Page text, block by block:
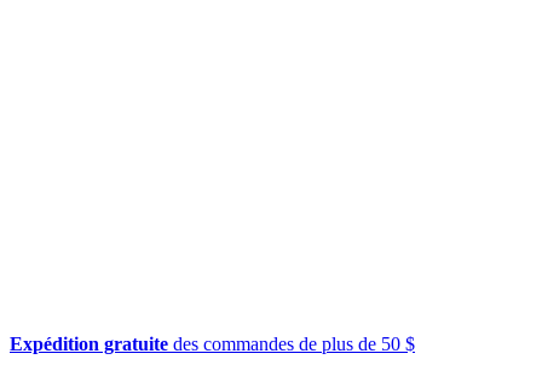
Expédition gratuite des commandes de plus de 50 $